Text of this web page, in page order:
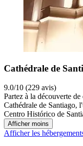
Cathédrale de
9.0/10 (229 avis)
Partez à la découverte
Cathédrale de Santiago,
Centro Histórico de
Afficher moins
Afficher les